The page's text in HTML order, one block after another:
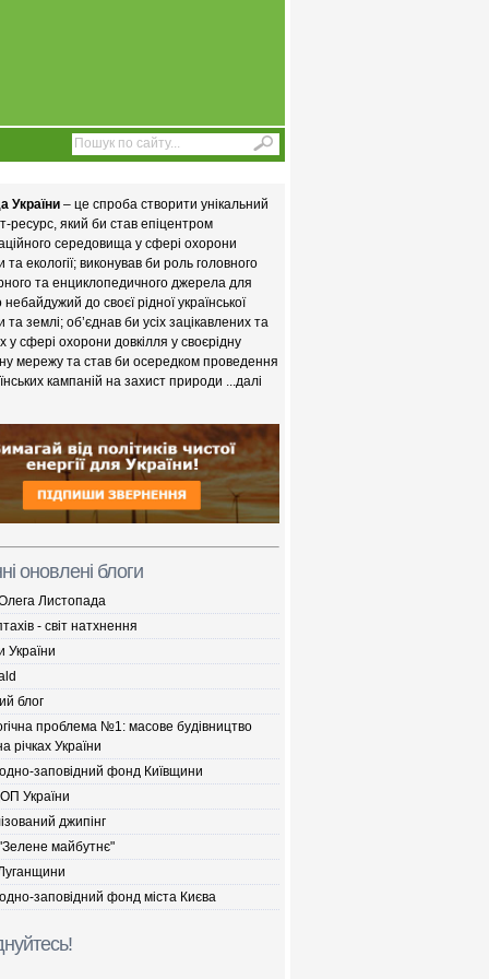
України – це спроба створити унікальний
ресурс, який би став епіцентром
середовища у сфері охорони
та екології; виконував би роль головного
та енциклопедичного джерела для
небайдужий до своєї рідної української
та землі; об’єднав би усіх зацікавлених та
у сфері охорони довкілля у своєрідну
мережу та став би осередком проведення
кампаній на захист природи ...далі
оновлені блоги
Листопада
- світ натхнення
України
блог
проблема №1: масове будівництво
річках України
заповідний фонд Київщини
України
джипінг
майбутнє"
заповідний фонд міста Києва